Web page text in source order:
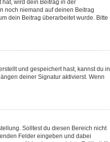
wird dein Beitrag in der
noch niemand auf deinen Beitrag
dein Beitrag überarbeitet wurde. Bitte
und gespeichert hast, kannst du in
deiner Signatur aktivierst. Wenn
Solltest du diesen Bereich nicht
Felder eingeben und dabei